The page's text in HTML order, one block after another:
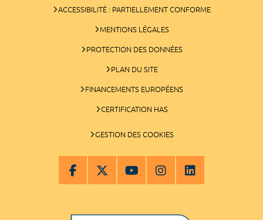
ACCESSIBILITÉ : PARTIELLEMENT CONFORME
MENTIONS LÉGALES
PROTECTION DES DONNÉES
PLAN DU SITE
FINANCEMENTS EUROPÉENS
CERTIFICATION HAS
GESTION DES COOKIES